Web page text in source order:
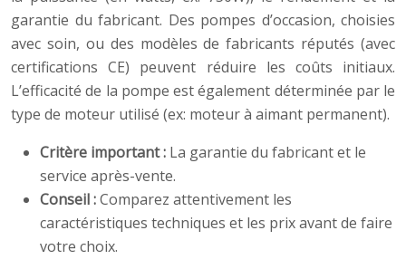
garantie du fabricant. Des pompes d’occasion, choisies
avec soin, ou des modèles de fabricants réputés (avec
certifications CE) peuvent réduire les coûts initiaux.
L’efficacité de la pompe est également déterminée par le
type de moteur utilisé (ex: moteur à aimant permanent).
Critère important : La garantie du fabricant et le
service après-vente.
Conseil :Comparez attentivement les
caractéristiques techniques et les prix avant de faire
votre choix.